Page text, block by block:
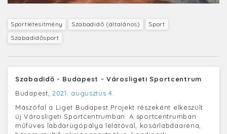
Sportlétesítmény Szabadidő (általános)
Sport
Szabadidősport
Szabadidő - Budapest - Városligeti Sportcentrum
Budapest, 2021. augusztus 4.
Mászófal a Liget Budapest Projekt részeként elkészült
új Városligeti Sportcentrumban. A sportcentrumban
műfüves labdarúgópálya lelátóval, kosárlabdaaréna,